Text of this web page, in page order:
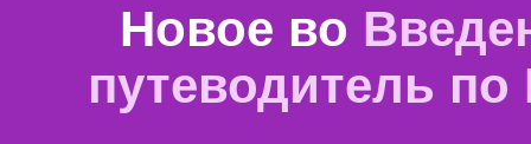
Новое во
путеводитель